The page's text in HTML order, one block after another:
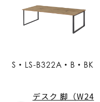
S・LS-B322A・B・BK
デスク 脚（W24